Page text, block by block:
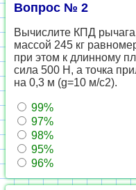
Вопрос № 2
Вычислите КПД
массой 245 кг
при этом к длинному
сила 500 Н, а точка
на 0,3 м (g=10 м/с2).
99%
97%
98%
95%
96%